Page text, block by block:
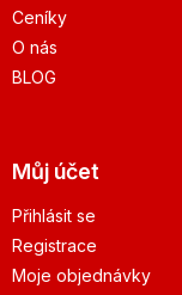
Ceníky
O nás
BLOG
Můj účet
Přihlásit se
Registrace
Moje objednávky